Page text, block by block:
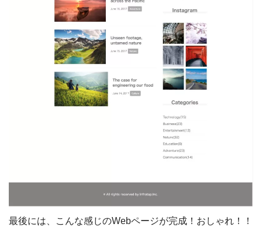
最後には、こんな感じのWebページが完成！おしゃれ！！